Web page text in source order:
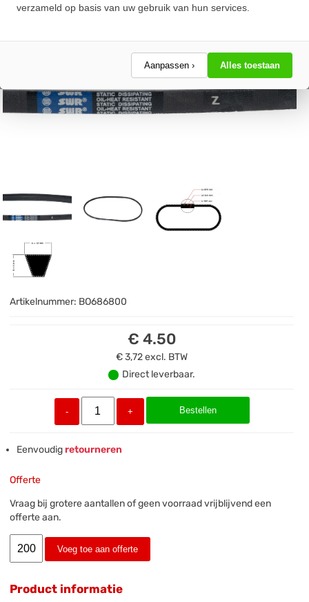
verzameld op basis van uw gebruik van hun services.
Aanpassen › Alles toestaan
Artikelnummer: BO686800
€ 4.50
€ 3,72excl. BTW
Direct leverbaar.
- + Bestellen
Eenvoudigretourneren
Offerte
Vraag bij grotere aantallen of geen voorraad vrijblijvend een
offerte aan.
Voeg toe aan offerte
Product informatie